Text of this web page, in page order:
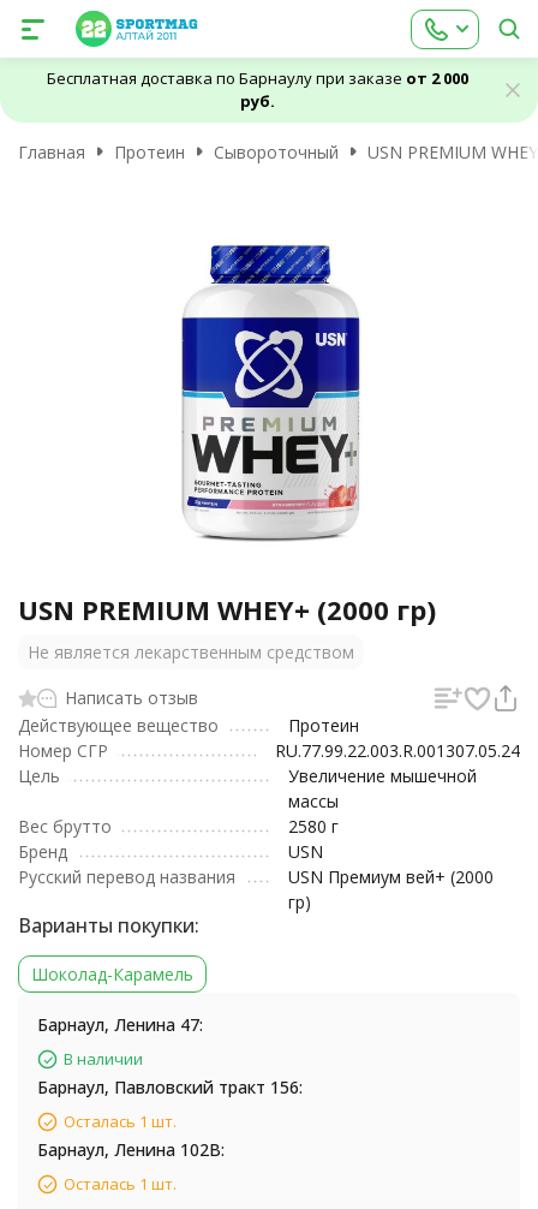
Бесплатная доставка по Барнаулу при заказе от 2 000
руб.
Главная Протеин Сывороточный USN PREMIUM
USN PREMIUM WHEY+ (2000 гр)
Не является лекарственным средством
Написать отзыв
Действующее вещество
Протеин
Номер СГР
RU.77.99.22.003.R.001307.05.24
Цель
Увеличение мышечной
массы
Вес брутто
2580 г
Бренд
USN
Русский перевод названия
USN Премиум вей+ (2000
гр)
Варианты покупки:
Шоколад-Карамель
Барнаул, Ленина 47:
В наличии
Барнаул, Павловский тракт 156:
Осталась 1 шт.
Барнаул, Ленина 102В:
Осталась 1 шт.